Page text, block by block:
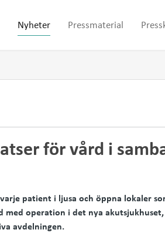
Nyheter Pressmaterial
för vård i
patient i ljusa och öppna lokaler
operation i det nya
avdelningen.